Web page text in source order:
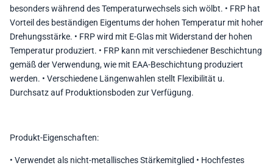
besonders während des Temperaturwechsels sich wölbt. • FRP hat
Vorteil des beständigen Eigentums der hohen Temperatur mit hoher
Drehungsstärke. • FRP wird mit E-Glas mit Widerstand der hohen
Temperatur produziert. • FRP kann mit verschiedener Beschichtung
gemäß der Verwendung, wie mit EAA-Beschichtung produziert
werden. • Verschiedene Längenwahlen stellt Flexibilität u.
Durchsatz auf Produktionsboden zur Verfügung.
Produkt-Eigenschaften:
• Verwendet als nicht-metallisches Stärkemitglied • Hochfestes